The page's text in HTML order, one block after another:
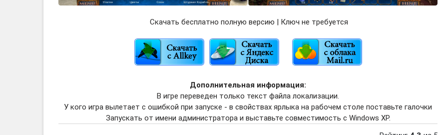
Скачать бесплатно полную версию | Ключ не требуется
Дополнительная информация:
В игре переведен только текст файла локализации.
У кого игра вылетает с ошибкой при запуске - в свойствах ярлыка на рабочем столе поставьте галочки
Запускать от имени администратора и выставьте совместимость с Windows XP.